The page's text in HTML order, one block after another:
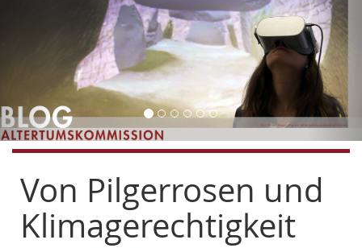
Von Pilgerrosen und
Klimagerechtigkeit